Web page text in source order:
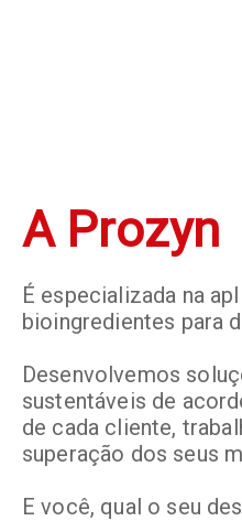
A Prozyn
É especializada na
bioingredientes para
Desenvolvemos
sustentáveis de
de cada cliente,
superação dos seus
E você, qual o seu